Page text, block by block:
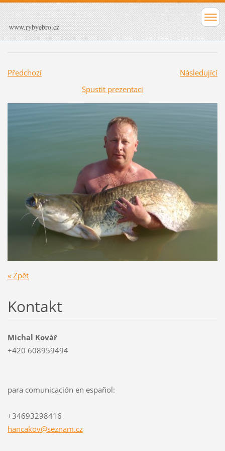
www.rybyebro.cz
Předchozí
Následující
Spustit prezentaci
« Zpět
Kontakt
Michal Kovář
+420 608959494
para comunicación en español:
+34693298416
hancakov@seznam.cz